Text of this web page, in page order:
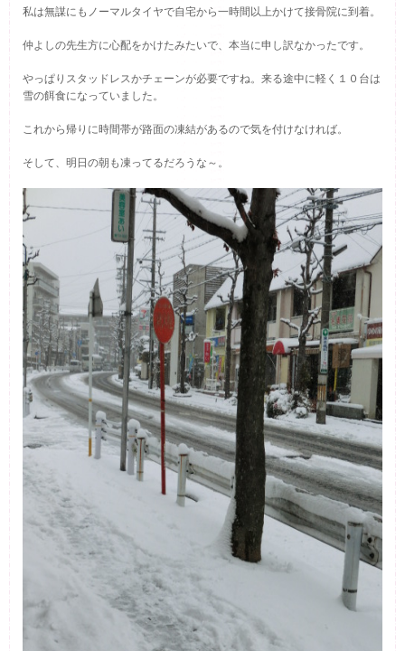
私は無謀にもノーマルタイヤで自宅から一時間以上かけて接骨院に到着。
仲よしの先生方に心配をかけたみたいで、本当に申し訳なかったです。
やっぱりスタッドレスかチェーンが必要ですね。来る途中に軽く１０台は
雪の餌食になっていました。
これから帰りに時間帯が路面の凍結があるので気を付けなければ。
そして、明日の朝も凍ってるだろうな～。